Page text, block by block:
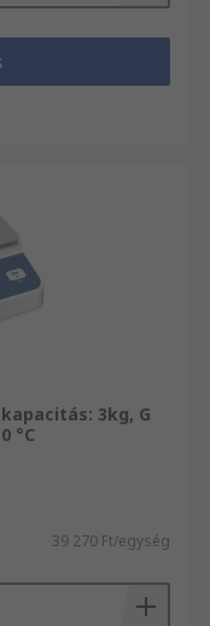
3kg, G
°C
39 270 Ft/egység